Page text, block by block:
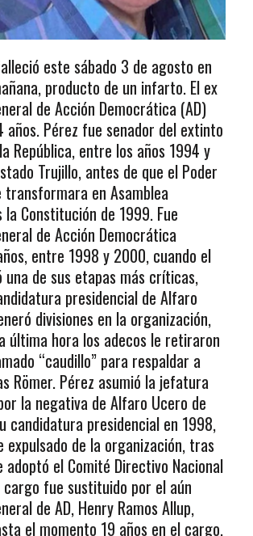
este sábado 3 de agosto en
producto de un infarto. El ex
de Acción Democrática (AD)
años. Pérez fue senador del extinto
República, entre los años 1994 y
Trujillo, antes de que el Poder
transformara en Asamblea
Constitución de 1999. Fue
de Acción Democrática
entre 1998 y 2000, cuando el
de sus etapas más críticas,
presidencial de Alfaro
divisiones en la organización,
última hora los adecos le retiraron
“caudillo” para respaldar a
Römer. Pérez asumió la jefatura
la negativa de Alfaro Ucero de
candidatura presidencial en 1998,
expulsado de la organización, tras
adoptó el Comité Directivo Nacional
cargo fue sustituido por el aún
de AD, Henry Ramos Allup,
el momento 19 años en el cargo,